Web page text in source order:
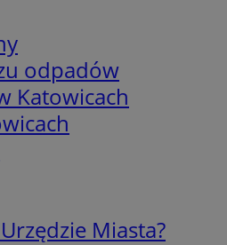
odpadów
Katowicach
Miasta?